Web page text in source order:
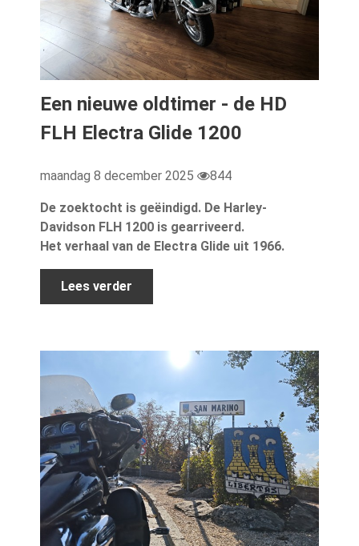
Een nieuwe oldtimer - de HD
FLH Electra Glide 1200
maandag 8 december 2025 844
De zoektocht is geëindigd. De Harley-
Davidson FLH 1200 is gearriveerd.
Het verhaal van de Electra Glide uit 1966.
Lees verder